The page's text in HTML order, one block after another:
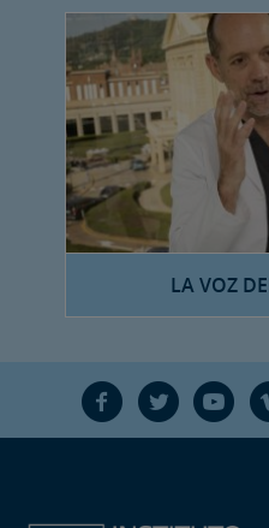
LA VOZ
F T Y